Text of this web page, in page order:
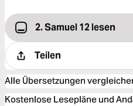
2. Samuel 12 lesen
Teilen
Alle Übersetzungen
Kostenlose Lesepläne und